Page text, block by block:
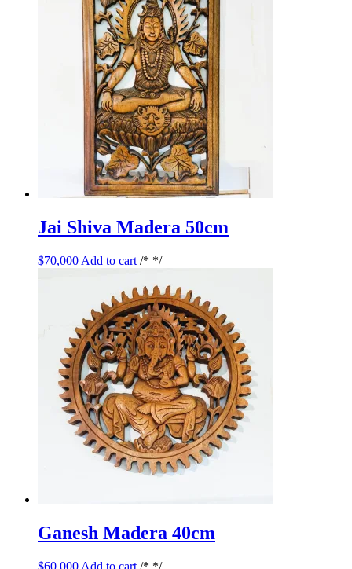
Jai Shiva Madera 50cm
$70,000 Add to cart /* */
Ganesh Madera 40cm
$60,000 Add to cart /* */